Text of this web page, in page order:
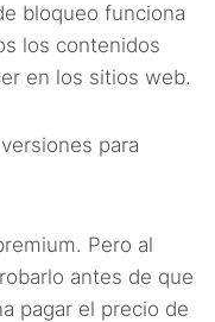
bloqueo funciona
los contenidos
en los sitios web.
para
Pero al
antes de que
pagar el precio de